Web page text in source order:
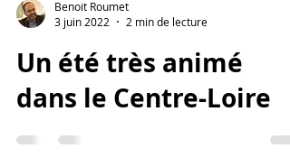
3 juin 2022
2 min de lecture
Un été très animé
dans le Centre-Loire